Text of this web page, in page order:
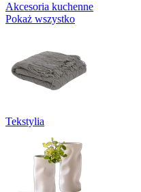
Akcesoria kuchenne
Pokaż wszystko
Tekstylia